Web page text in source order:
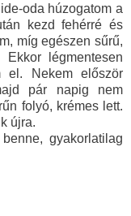
oda húzogatom a
kezd fehérré és
míg egészen sűrű,
légmentesen
el. Nekem először
pár napig nem
folyó, krémes lett.
újra.
gyakorlatilag